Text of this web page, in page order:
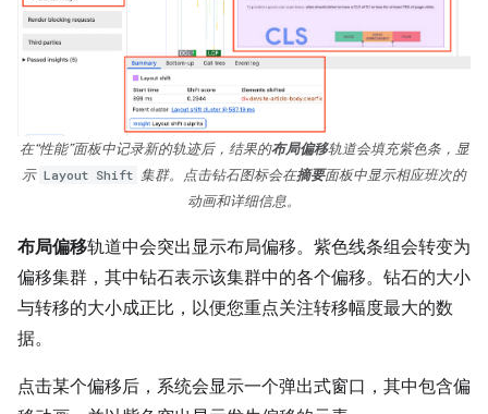
在“性能”面板中记录新的轨迹后，结果的布局偏移轨道会填充紫色条，显
示 Layout Shift 集群。点击钻石图标会在摘要面板中显示相应班次的
动画和详细信息。
布局偏移轨道中会突出显示布局偏移。紫色线条组会转变为
偏移集群，其中钻石表示该集群中的各个偏移。钻石的大小
与转移的大小成正比，以便您重点关注转移幅度最大的数
据。
点击某个偏移后，系统会显示一个弹出式窗口，其中包含偏